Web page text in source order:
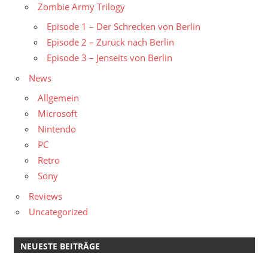
Zombie Army Trilogy
Episode 1 – Der Schrecken von Berlin
Episode 2 – Zurück nach Berlin
Episode 3 – Jenseits von Berlin
News
Allgemein
Microsoft
Nintendo
PC
Retro
Sony
Reviews
Uncategorized
NEUESTE BEITRÄGE